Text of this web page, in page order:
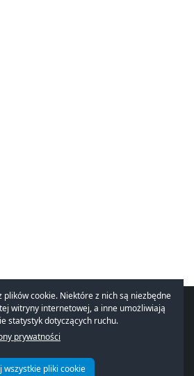
plików cookie. Niektóre z nich są niezbędne
witryny internetowej, a inne umożliwiają
statystyk dotyczących ruchu.
prywatności
wszystkie pliki cookie